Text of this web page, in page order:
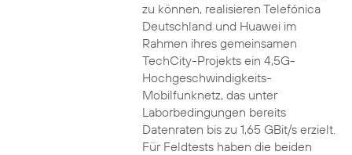
zu können, realisieren Telefónica
Deutschland und Huawei im
Rahmen ihres gemeinsamen
TechCity-Projekts ein 4,5G-
Hochgeschwindigkeits-
Mobilfunknetz, das unter
Laborbedingungen bereits
Datenraten bis zu 1,65 GBit/s erzielt.
Für Feldtests haben die beiden